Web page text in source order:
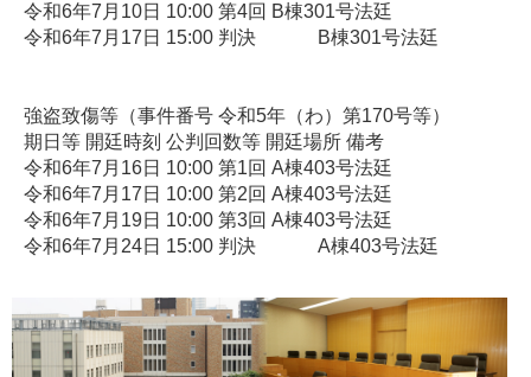
令和6年7月10日 10:00 第4回 B棟301号法廷
令和6年7月17日 15:00 判決 B棟301号法廷
強盗致傷等（事件番号 令和5年（わ）第170号等）
期日等 開廷時刻 公判回数等 開廷場所 備考
令和6年7月16日 10:00 第1回 A棟403号法廷
令和6年7月17日 10:00 第2回 A棟403号法廷
令和6年7月19日 10:00 第3回 A棟403号法廷
令和6年7月24日 15:00 判決 A棟403号法廷